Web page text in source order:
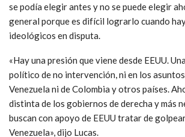
se podía elegir antes y no se puede elegir
general porque es difícil lograrlo cuando
ideológicos en disputa.
«Hay una presión que viene desde EEUU.
político de no intervención, ni en los
Venezuela ni de Colombia y otros países.
distinta de los gobiernos de derecha y más
buscan con apoyo de EEUU tratar de
Venezuela», dijo Lucas.